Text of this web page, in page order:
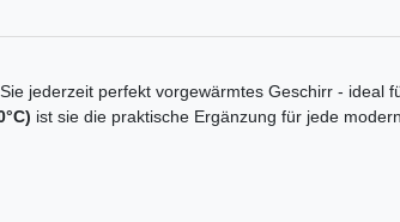
jederzeit perfekt vorgewärmtes Geschirr - ideal
ist sie die praktische Ergänzung für jede